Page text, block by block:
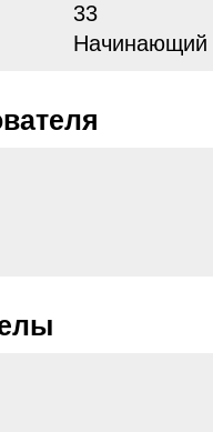
33
Начинающий